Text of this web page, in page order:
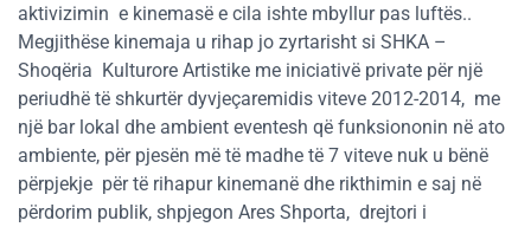
aktivizimin e kinemasë e cila ishte mbyllur pas luftës..
Megjithëse kinemaja u rihap jo zyrtarisht si SHKA –
Shoqëria Kulturore Artistike me iniciativë private për një
periudhë të shkurtër dyvjeçaremidis viteve 2012-2014, me
një bar lokal dhe ambient eventesh që funksiononin në ato
ambiente, për pjesën më të madhe të 7 viteve nuk u bënë
përpjekje për të rihapur kinemanë dhe rikthimin e saj në
përdorim publik, shpjegon Ares Shporta, drejtori i